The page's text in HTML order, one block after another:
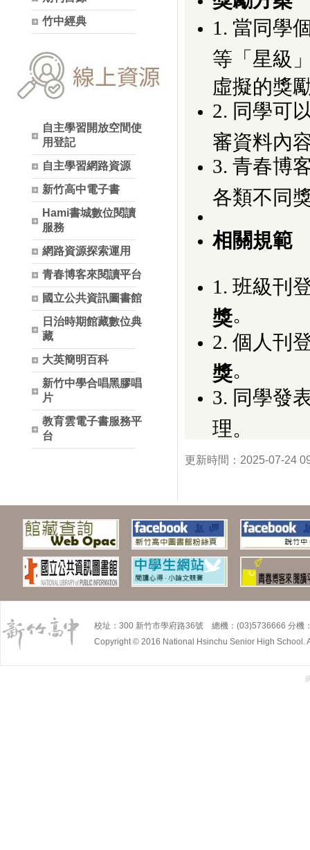
竹中經典
自主學習開放空間使
用登記
自主學習網路資源
新竹高中電子書
Hami書城數位閱讀
服務
網路資源探索運用
青春博客來閱讀平台
國立公共資訊圖書館
日治時期館藏數位典
藏
大英簡明百科
新竹中學合唱黑膠唱
片
教育雲電子書服務平
台
1. 當同學
等「星級
虛擬的獎
2. 同學可
審資料內
3. 青春博
各類不同
相關規範
1. 班級刊
獎。
2. 個人刊
獎。
3. 同學發
理。
更新時間：2025-07-24
校址：300 新竹市學府路36號 總機：(03)5736666 分
Copyright © 2016 National Hsinchu Senior High School.